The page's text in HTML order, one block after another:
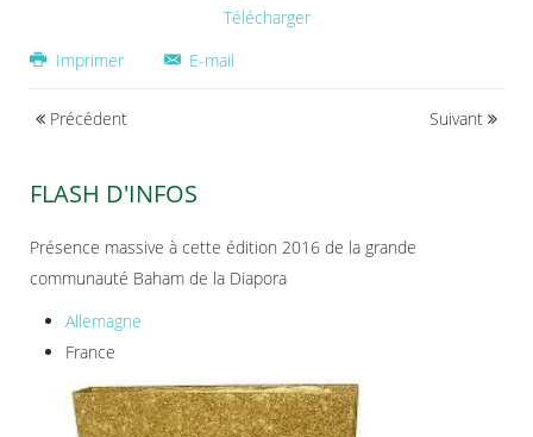
Télécharger
Imprimer
E-mail
Précédent Suivant
FLASH D'INFOS
Présence massive à cette édition 2016 de la grande
communauté Baham de la Diapora
Allemagne
France